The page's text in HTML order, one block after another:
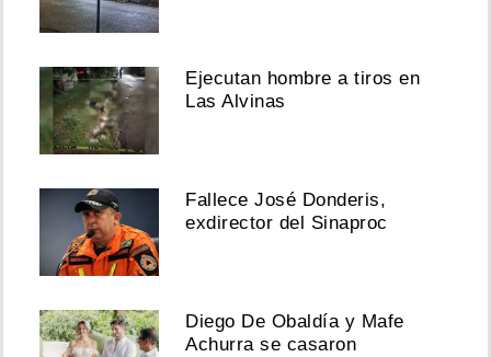
Ejecutan hombre a tiros en
Las Alvinas
Fallece José Donderis,
exdirector del Sinaproc
Diego De Obaldía y Mafe
Achurra se casaron